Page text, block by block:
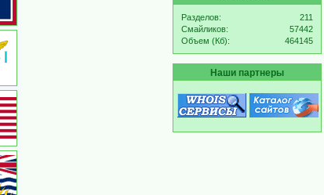
Разделов:
211
Смайликов:
57442
Объем (Кб):
464145
Наши партнеры